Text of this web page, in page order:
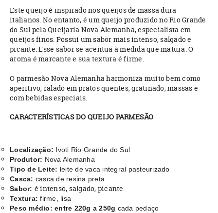
Este queijo é inspirado nos queijos de massa dura
italianos. No entanto, é um queijo produzido no Rio Grande
do Sul pela Queijaria Nova Alemanha, especialista em
queijos finos. Possui um sabor mais intenso, salgado e
picante. Esse sabor se acentua à medida que matura. O
aroma é marcante e sua textura é firme.
O parmesão Nova Alemanha harmoniza muito bem como
aperitivo, ralado em pratos quentes, gratinado, massas e
com bebidas especiais.
CARACTERÍSTICAS DO QUEIJO PARMESÃO
Localização: Ivoti Rio Grande do Sul
Produtor: Nova Alemanha
Tipo de Leite: leite de vaca integral pasteurizado
Casca: casca de resina preta
Sabor: é intenso, salgado, picante
Textura: firme, lisa
Peso médio: entre 220g a 250g cada pedaço